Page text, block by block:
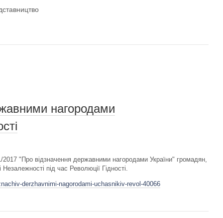
нагородами
"Про відзначення державними нагородами України" громадян,
під час Революції Гідності.
derzhavnimi-nagorodami-uchasnikiv-revol-40066